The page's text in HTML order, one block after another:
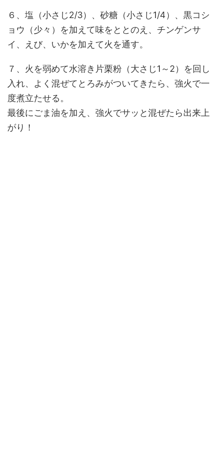
６、塩（小さじ2/3）、砂糖（小さじ1/4）、黒コシ
ョウ（少々）を加えて味をととのえ、チンゲンサ
イ、えび、いかを加えて火を通す。
７、火を弱めて水溶き片栗粉（大さじ1～2）を回し
入れ、よく混ぜてとろみがついてきたら、強火で一
度煮立たせる。
最後にごま油を加え、強火でサッと混ぜたら出来上
がり！